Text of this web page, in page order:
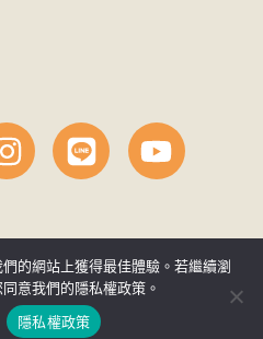
訊基金會 2026. All Rights
的網站上獲得最佳體驗。若繼續瀏
意我們的隱私權政策。
隱私權政策